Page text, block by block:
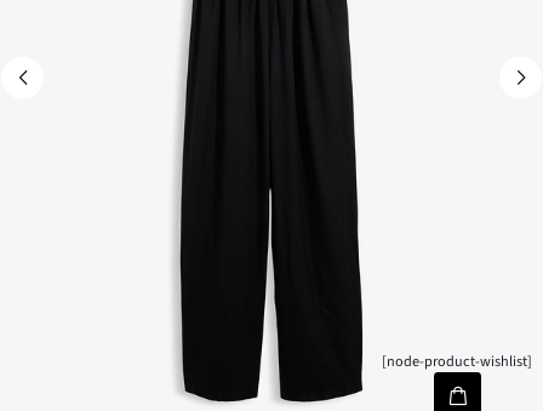
[node-product-wishlist]